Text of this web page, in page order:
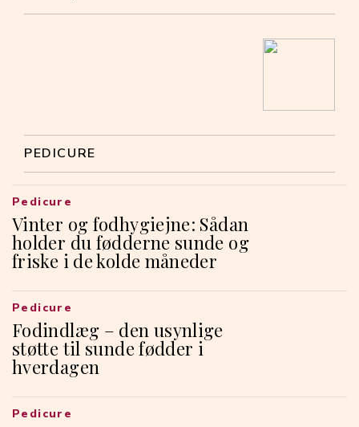
PEDICURE
Vinter og fodhygiejne: Sådan
holder du fødderne sunde og
friske i de kolde måneder
Pedicure
Fodindlæg – den usynlige
støtte til sunde fødder i
hverdagen
Pedicure
Pedicure